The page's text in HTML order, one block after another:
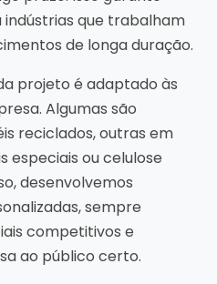
que trabalham
de longa duração.
projeto é adaptado às
Algumas são
reciclados, outras em
especiais ou celulose
desenvolvemos
sempre
competitivos e
ao público certo.